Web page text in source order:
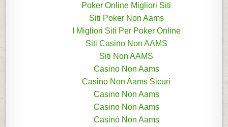
Poker Online Migliori Siti
Siti Poker Non Aams
I Migliori Siti Per Poker Online
Siti Casino Non AAMS
Siti Non AAMS
Casino Non Aams
Casino Non Aams Sicuri
Casino Non Aams
Casino Non Aams
Casinò Non Aams